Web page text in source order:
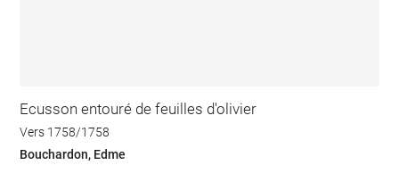
Ecusson entouré de feuilles d'olivier
Vers 1758/1758
Bouchardon, Edme